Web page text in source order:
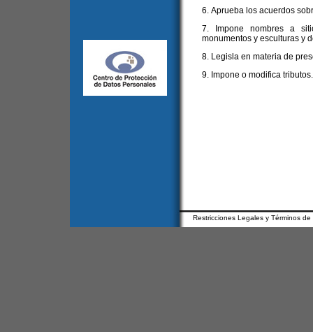
6. Aprueba los acuerdos
7. Impone nombres a
monumentos y esculturas y
8. Legisla en materia de
9. Impone o modifica tributos.
Restricciones Legales y Términos de